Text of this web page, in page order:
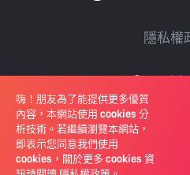
隱私權
聯絡我們：
嗨！朋友為了能提供更多優質
內容，本網站使用 cookies 分
析技術。若繼續瀏覽本網站，
即表示您同意我們使用
cookies，關於更多 cookies 資